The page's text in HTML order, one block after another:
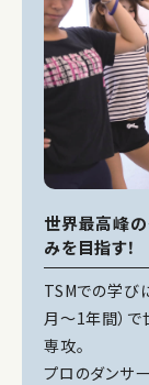
世界最高峰
みを目指す！
TSMでの学び
月～1年間）
専攻。
プロのダンサ